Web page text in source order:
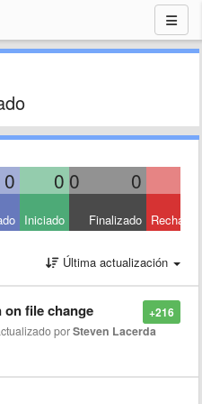
0 0 0 0
Iniciado Finalizado
Última actualización
+216
file change
porSteven Lacerda